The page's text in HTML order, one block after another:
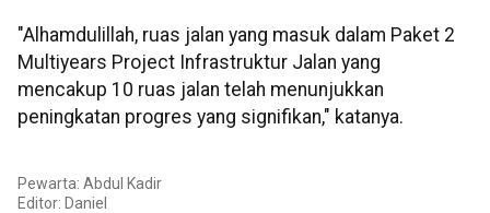
"Alhamdulillah, ruas jalan yang masuk dalam Paket 2
Multiyears Project Infrastruktur Jalan yang
mencakup 10 ruas jalan telah menunjukkan
peningkatan progres yang signifikan," katanya.
Pewarta: Abdul Kadir
Editor: Daniel